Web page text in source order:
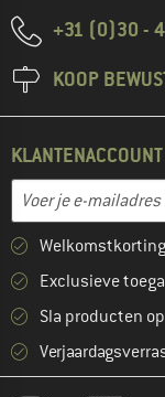
+31 (0)30 -
KOOP
E-mailadres
Vul je e-mailadres
Exclusieve
Sla producten